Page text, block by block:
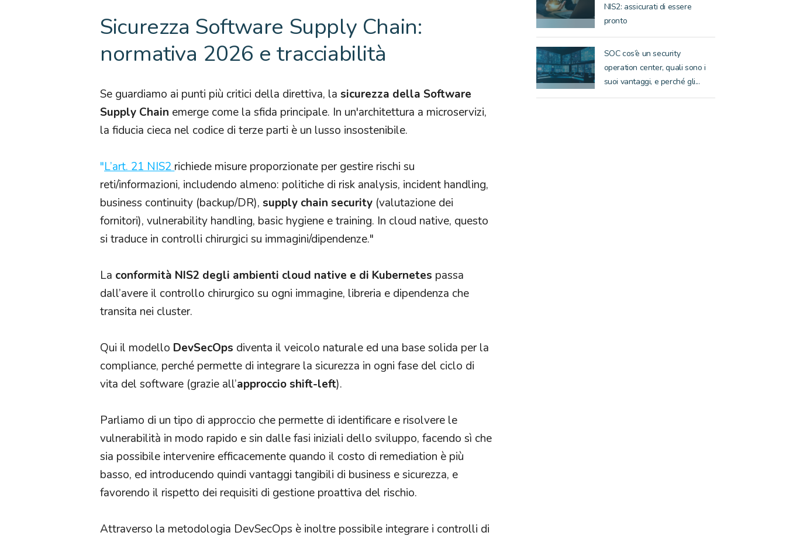
Sicurezza Software Supply Chain:
normativa 2026 e tracciabilità
Se guardiamo ai punti più critici della direttiva, la sicurezza della Software
Supply Chain emerge come la sfida principale. In un'architettura a microservizi,
la fiducia cieca nel codice di terze parti è un lusso insostenibile.
"L’art. 21 NIS2 richiede misure proporzionate per gestire rischi su
reti/informazioni, includendo almeno: politiche di risk analysis, incident handling,
business continuity (backup/DR), supply chain security (valutazione dei
fornitori), vulnerability handling, basic hygiene e training. In cloud native, questo
si traduce in controlli chirurgici su immagini/dipendenze."
La conformità NIS2 degli ambienti cloud native e di Kubernetes passa
dall’avere il controllo chirurgico su ogni immagine, libreria e dipendenza che
transita nei cluster.
Qui il modello DevSecOps diventa il veicolo naturale ed una base solida per la
compliance, perché permette di integrare la sicurezza in ogni fase del ciclo di
vita del software (grazie all’approccio shift-left).
Parliamo di un tipo di approccio che permette di identificare e risolvere le
vulnerabilità in modo rapido e sin dalle fasi iniziali dello sviluppo, facendo sì che
sia possibile intervenire efficacemente quando il costo di remediation è più
basso, ed introducendo quindi vantaggi tangibili di business e sicurezza, e
favorendo il rispetto dei requisiti di gestione proattiva del rischio.
Attraverso la metodologia DevSecOps è inoltre possibile integrare i controlli di
NIS2: assicurati di essere
pronto
SOC cos’è un security
operation center, quali sono i
suoi vantaggi, e perché gli...